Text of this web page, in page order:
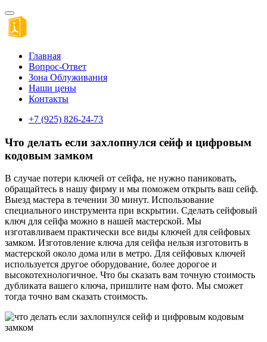
Главная
Вопрос-Ответ
Зона Облуживания
Наши цены
Контакты
+7 (925) 826-24-73
Что делать если захлопнулся сейф и цифровым
кодовым замком
В случае потери ключей от сейфа, не нужно паниковать,
обращайтесь в нашу фирму и мы поможем открыть ваш сейф.
Выезд мастера в течении 30 минут. Использование
специального инструмента при вскрытии. Сделать сейфовый
ключ для сейфа можно в нашей мастерской. Мы
изготавливаем практически все виды ключей для сейфовых
замком. Изготовление ключа для сейфа нельзя изготовить в
мастерской около дома или в метро. Для сейфовых ключей
используется другое оборудование, более дорогое и
высокотехнологичное. Что бы сказать вам точную стоимость
дубликата вашего ключа, пришлите нам фото. Мы сможет
тогда точно вам сказать стоимость.